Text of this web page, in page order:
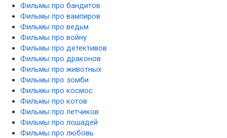
Фильмы про бандитов
Фильмы про вампиров
Фильмы про ведьм
Фильмы про войну
Фильмы про детективов
Фильмы про драконов
Фильмы про животных
Фильмы про зомби
Фильмы про космос
Фильмы про котов
Фильмы про летчиков
Фильмы про лошадей
Фильмы про любовь